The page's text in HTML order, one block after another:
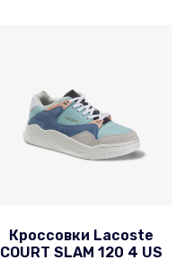
Кроссовки Lacoste
COURT SLAM 120 4 US